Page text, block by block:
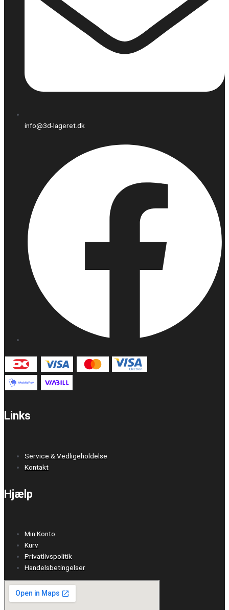
info@3d-lageret.dk
Links
Service & Vedligeholdelse
Kontakt
Hjælp
Min Konto
Kurv
Privatlivspolitik
Handelsbetingelser